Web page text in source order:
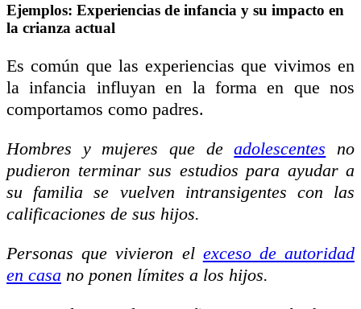
Ejemplos: Experiencias de infancia y su impacto en
la crianza actual
Es común que las experiencias que vivimos en
la infancia influyan en la forma en que nos
comportamos como padres.
Hombres y mujeres que deadolescentes no
pudieron terminar sus estudios para ayudar a
su familia se vuelven intransigentes con las
calificaciones de sus hijos.
Personas que vivieron el exceso de autoridad
en casa no ponen límites a los hijos.